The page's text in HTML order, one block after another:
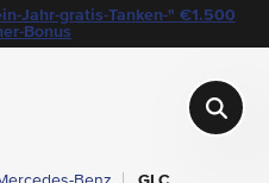
Jahr-gratis-Tanken-" €1.500
Bonus